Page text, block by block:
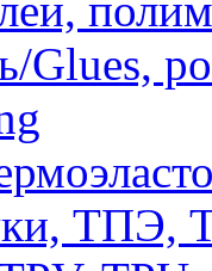
Glues,
ТПЭ,